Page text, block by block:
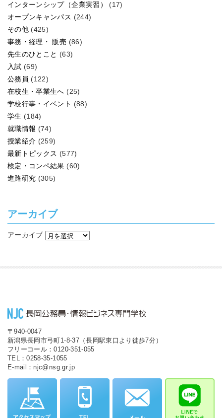
インターンシップ（企業実習）
(17)
オープンキャンパス (244)
その他 (425)
事務・経理・ 販売 (86)
先生のひとこと (63)
入試 (69)
公務員 (122)
在校生・卒業生へ (25)
学校行事・イベント (88)
学生 (184)
就職情報 (74)
授業紹介 (259)
最新トピックス (577)
検定・コンペ結果 (60)
進路研究 (305)
アーカイブ
アーカイブ
〒940-0047
新潟県長岡市弓町1-8-37（長岡駅東口より徒歩7分）
フリーコール：0120-351-055
TEL：0258-35-1055
E-mail：njc@nsg.gr.jp